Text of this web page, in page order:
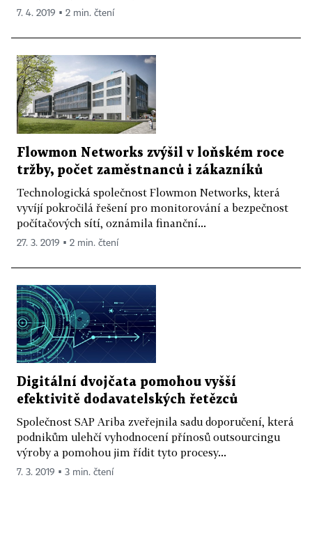
7. 4. 2019 ▪ 2 min. čtení
Flowmon Networks zvýšil v loňském roce
tržby, počet zaměstnanců i zákazníků
Technologická společnost Flowmon Networks, která
vyvíjí pokročilá řešení pro monitorování a bezpečnost
počítačových sítí, oznámila finanční...
27. 3. 2019 ▪ 2 min. čtení
Digitální dvojčata pomohou vyšší
efektivitě dodavatelských řetězců
Společnost SAP Ariba zveřejnila sadu doporučení, která
podnikům ulehčí vyhodnocení přínosů outsourcingu
výroby a pomohou jim řídit tyto procesy...
7. 3. 2019 ▪ 3 min. čtení